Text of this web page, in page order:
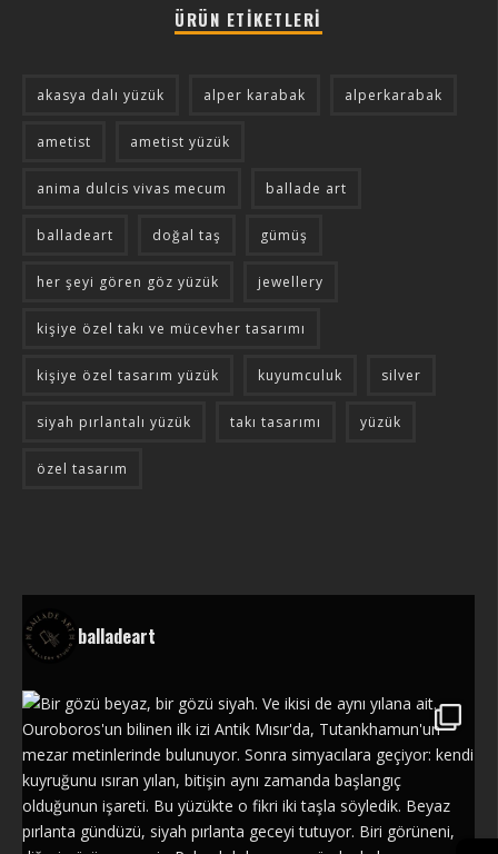
ÜRÜN ETIKETLERI
akasya dalı yüzük alper karabak alperkarabak
ametist ametist yüzük
anima dulcis vivas mecum ballade art
balladeart doğal taş gümüş
her şeyi gören göz yüzük jewellery
kişiye özel takı ve mücevher tasarımı
kişiye özel tasarım yüzük kuyumculuk silver
siyah pırlantalı yüzük takı tasarımı yüzük
özel tasarım
balladeart